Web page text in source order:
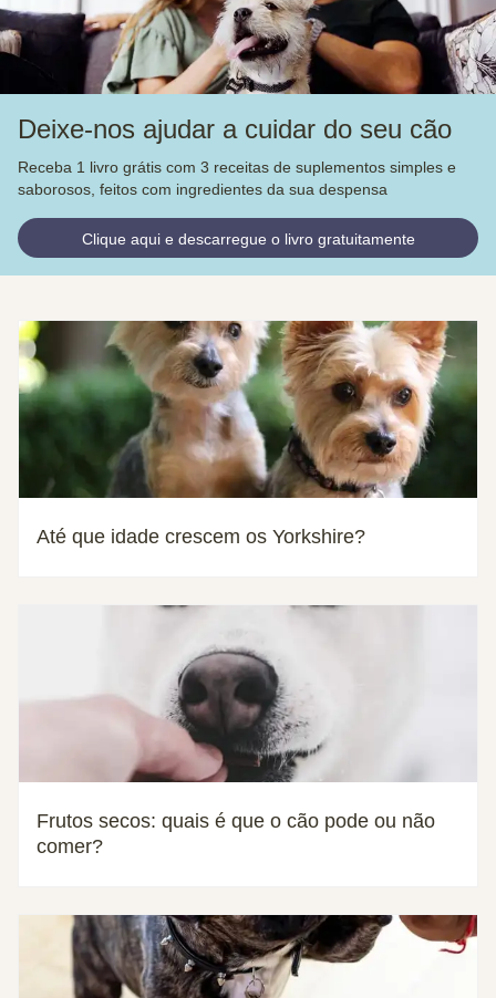
Deixe-nos ajudar a cuidar do seu cão
Receba 1 livro grátis com 3 receitas de suplementos simples e
saborosos, feitos com ingredientes da sua despensa
Clique aqui e descarregue o livro gratuitamente
Até que idade crescem os Yorkshire?
Frutos secos: quais é que o cão pode ou não
comer?